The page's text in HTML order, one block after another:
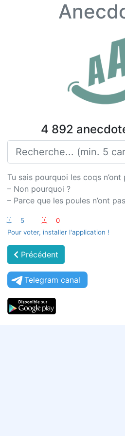
4 892
Tu sais pourquoi les coqs n’ont
– Non pourquoi ?
– Parce que les poules n’ont
:-) 5 :-(
0
Pour voter, installer l'application !
Précédent
Telegram canal